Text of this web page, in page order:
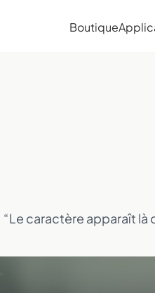
Boutique
“Le caractère apparaît là